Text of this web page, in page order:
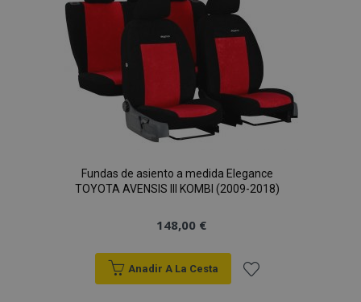
de
Deseos
Fundas de asiento a medida Elegance
TOYOTA AVENSIS III KOMBI (2009-2018)
148,00 €
Anadir A La Cesta